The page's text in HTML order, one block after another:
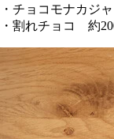
・チョコモナカ
・割れチョコ 約